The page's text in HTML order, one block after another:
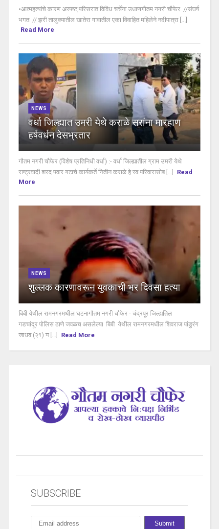
•आत्महत्यांचे कारण अस्पष्ट,परिसरात विविध चर्चेंना उधाणगौतम नगरी चौफेर //संघर्ष
भगत // झरी तालुक्यातील खातेरा गावातील एका विवाहित महिलेने नदीपात्रा [...]
Read More
NEWS
वर्धा जिल्ह्यात उमरी येथे कराळे सरांना मारहाण
हर्षवर्धन देसभ्रतार
गौतम नगरी चौफेर (विशेष प्रतिनिधी वर्धा) :- वर्धा जिल्ह्यातील ग्राम उमरी येथे
राष्ट्रवादी शरद पवार गटाचे कार्यकर्ते नितीन कराळे हे स्व परिवारासोब [...]
Read
More
NEWS
शुल्लक कारणावरून युवकाची भर दिवसा हत्या
बिबी येथील रामनगरमधील घटनागौतम नगरी चौफेर - चंद्रपूर जिल्ह्यतिल
गडचांदूर पोलिस ठाणे जवळच असलेल्या बिबी येथील रामनगरमधील शिवराज पांडुरंग
जाधव (२१) य [...]
Read More
SUBSCRIBE